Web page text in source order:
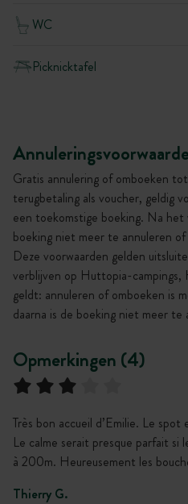
WC
Picknicktafel
Gratis annulering of omboeken
terugbetaling als voucher, geldig
een toekomstige boeking. Na
boeking niet meer te annuleren
Deze voorwaarden gelden
verblijven op Huttopia-
geldt: annuleren of omboeken is
daarna is de boeking niet meer
Opmerkingen (4)
Très bon accueil d’Emilie. Le
Le calme serait presque parfait si
à 200m. Heureusement les
Thierry G.